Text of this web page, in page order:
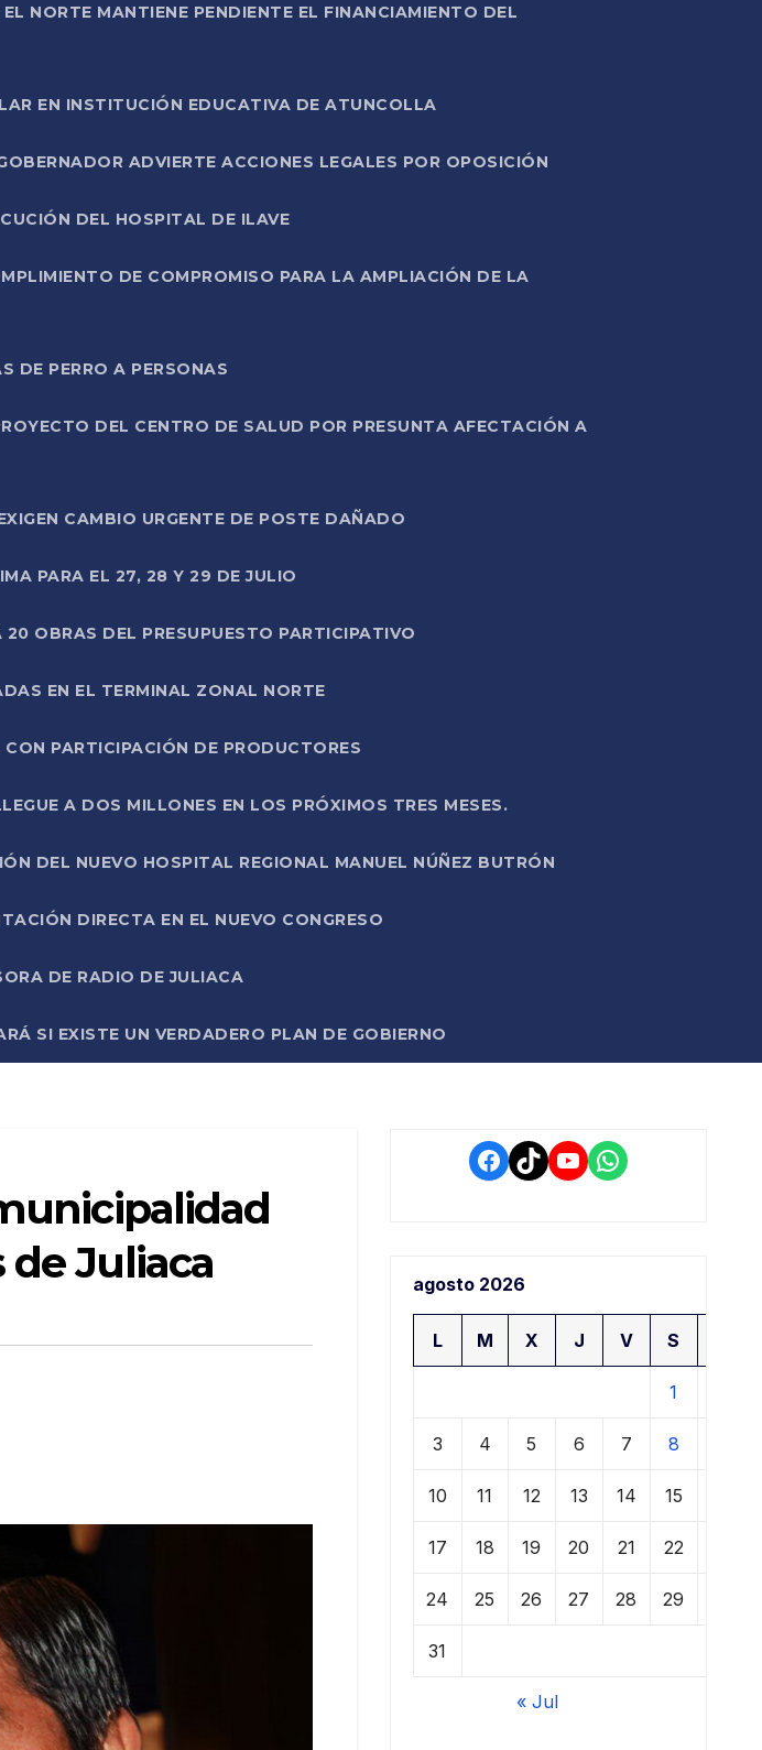
NORTE MANTIENE PENDIENTE EL FINANCIAMIENTO DEL
EN INSTITUCIÓN EDUCATIVA DE ATUNCOLLA
ADVIERTE ACCIONES LEGALES POR OPOSICIÓN
DEL HOSPITAL DE ILAVE
DE COMPROMISO PARA LA AMPLIACIÓN DE LA
DE PERRO A PERSONAS
DEL CENTRO DE SALUD POR PRESUNTA AFECTACIÓN A
CAMBIO URGENTE DE POSTE DAÑADO
PARA EL 27, 28 Y 29 DE JULIO
OBRAS DEL PRESUPUESTO PARTICIPATIVO
EN EL TERMINAL ZONAL NORTE
PARTICIPACIÓN DE PRODUCTORES
A DOS MILLONES EN LOS PRÓXIMOS TRES MESES.
DEL NUEVO HOSPITAL REGIONAL MANUEL NÚÑEZ BUTRÓN
DIRECTA EN EL NUEVO CONGRESO
DE RADIO DE JULIACA
SI EXISTE UN VERDADERO PLAN DE GOBIERNO
Juliaca
Facebook
TikTokYouTube
WhatsApp
agosto 2026
L M X J V S
1
3 4 5 6 7 8
10 11 12 13 14 15
17 18 19 20 21 22
24 25 26 27 28 29
31
« Jul